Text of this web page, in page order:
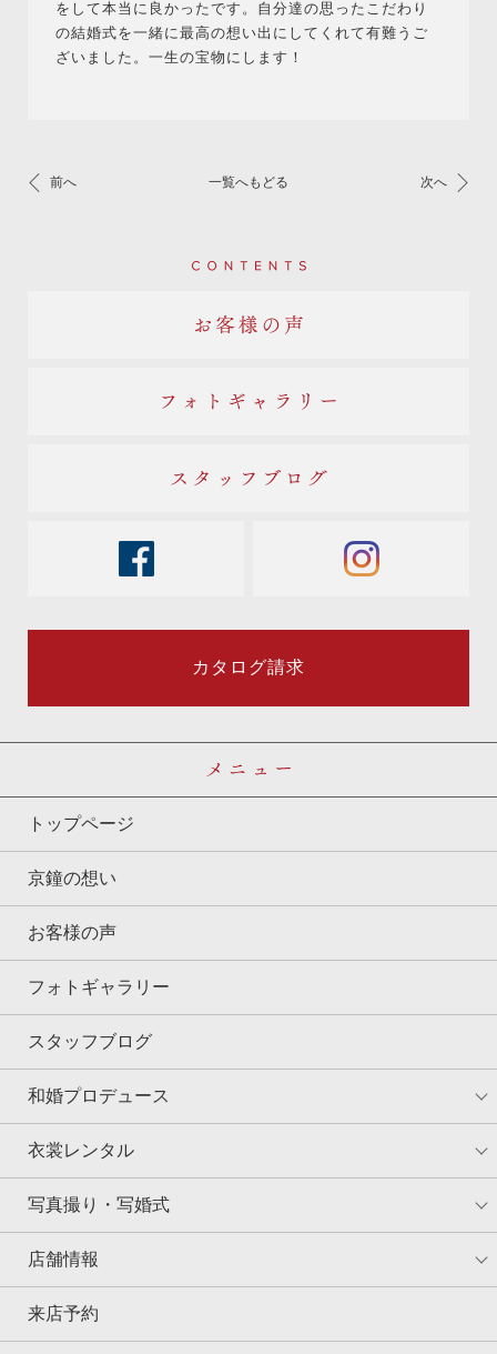
をして本当に良かったです。自分達の思ったこだわり
の結婚式を一緒に最高の想い出にしてくれて有難うご
ざいました。一生の宝物にします！
前へ 一覧へもどる 次へ
Contents
お客様の声
フォトギャラリー
スタッフブログ
facebook instagram
カタログ請求
トップページ
京鐘の想い
お客様の声
フォトギャラリー
スタッフブログ
和婚プロデュース
衣裳レンタル
写真撮り・写婚式
店舗情報
来店予約